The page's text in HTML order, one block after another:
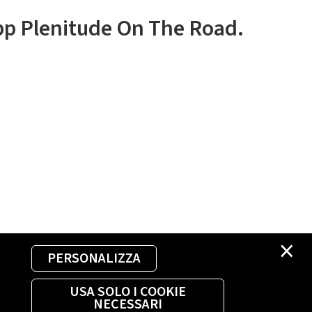
×
PERSONALIZZA
USA SOLO I COOKIE
NECESSARI
Plenitude On The Road.